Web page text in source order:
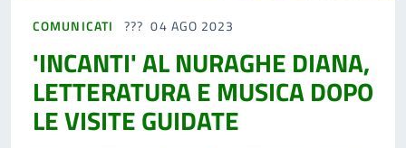
COMUNICATI 04 AGO 2023
'INCANTI' AL NURAGHE DIANA,
LETTERATURA E MUSICA DOPO
LE VISITE GUIDATE